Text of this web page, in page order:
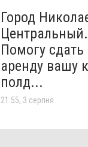
Город
Помогу
аренду вашу
полд...
21:55, 3 серпня